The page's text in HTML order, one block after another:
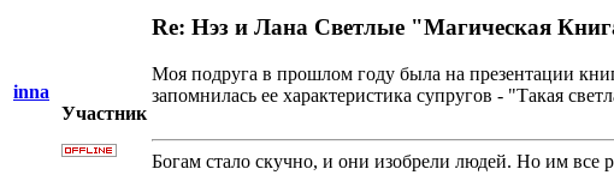
inna
Участник
Re: Нэз и Лана Светлые "Магическая
Моя подруга в прошлом году была на презентации
запомнилась ее характеристика супругов - "Такая
Богам стало скучно, и они изобрели людей. Но им